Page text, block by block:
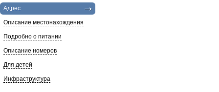
Адрес
Описание местонахождения
Подробно о питании
Описание номеров
Для детей
Инфраструктура